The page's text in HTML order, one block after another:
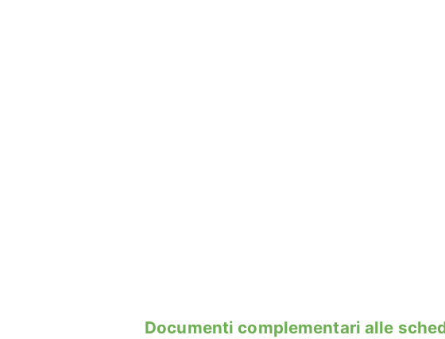
Documenti complementari alle